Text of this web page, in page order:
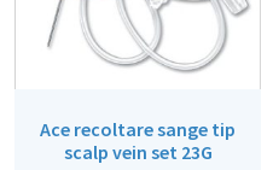
Ace recoltare sange tip
scalp vein set 23G